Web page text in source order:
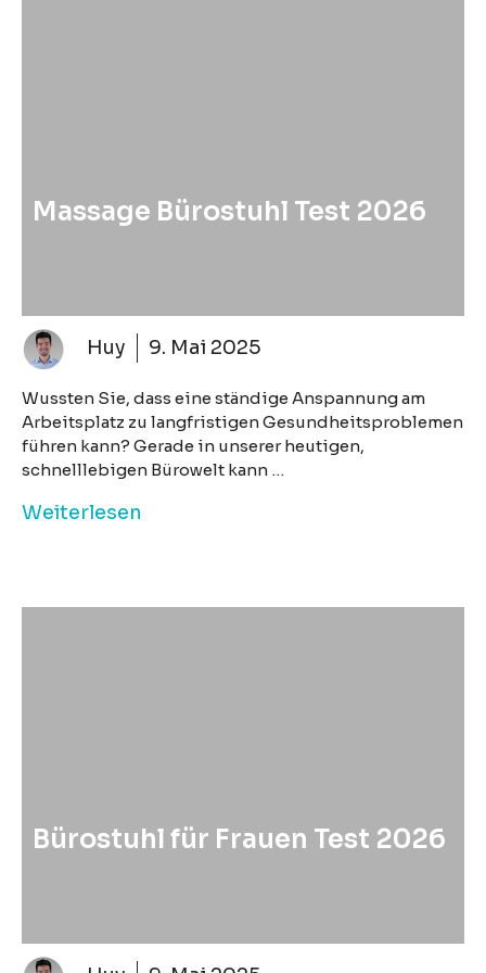
Massage Bürostuhl Test 2026
Huy 9. Mai 2025
Wussten Sie, dass eine ständige Anspannung am
Arbeitsplatz zu langfristigen Gesundheitsproblemen
führen kann? Gerade in unserer heutigen,
schnelllebigen Bürowelt kann …
Weiterlesen
Bürostuhl für Frauen Test 2026